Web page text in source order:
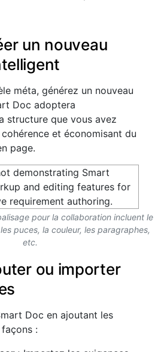
un nouveau
méta, générez un nouveau
Doc adoptera
structure que vous avez
et économisant du
page.
pour la collaboration incluent le
puces, la couleur, les paragraphes,
etc.
ou importer
Doc en ajoutant les
: